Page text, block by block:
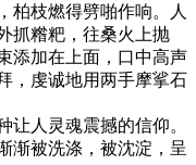
柏枝燃得劈啪作响。人
抓糌粑，往桑火上抛
添加在上面，口中高声
，虔诚地用两手摩挲石
让人灵魂震撼的信仰。
渐被洗涤，被沈淀，呈